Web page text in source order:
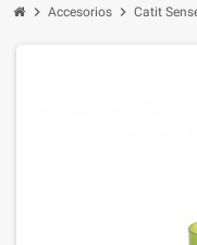
chevron_right Accesorios chevron_right Catit